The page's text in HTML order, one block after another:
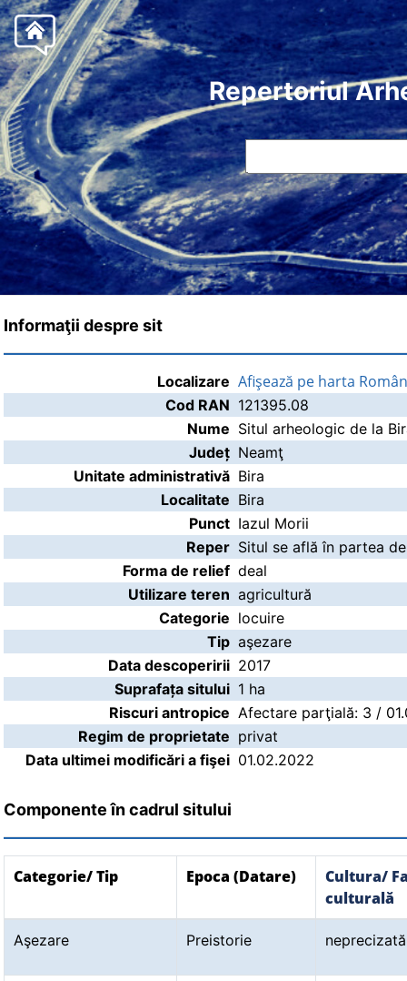
Repertoriul
Informaţii despre sit
Localizare Afişează pe harta
Cod RAN 121395.08
Nume Situl arheologic de la
Județ Neamţ
Unitate administrativă Bira
Localitate Bira
Punct Iazul Morii
Reper Situl se află în partea
Forma de relief deal
Utilizare teren agricultură
Categorie locuire
Tip aşezare
Data descoperirii 2017
Suprafața sitului 1 ha
Riscuri antropice Afectare parţială: 3 /
Regim de proprietate privat
Data ultimei modificări a fişei 01.02.2022
Componente în cadrul sitului
Categorie/ Tip Epoca (Datare)
Cultura/
culturală
Aşezare Preistorie neprecizată